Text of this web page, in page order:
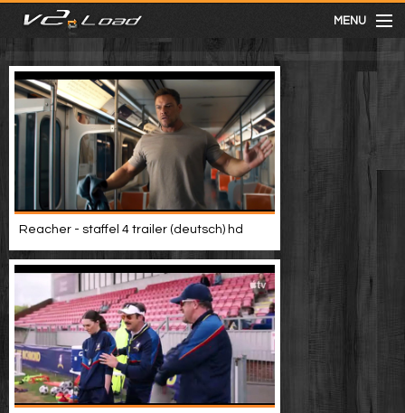
MENU
meist gesehen
neuste
kategorien
Menu
mit facebook anmelden
Informationen
Video suchen
Reacher - staffel 4 trailer (deutsch) hd